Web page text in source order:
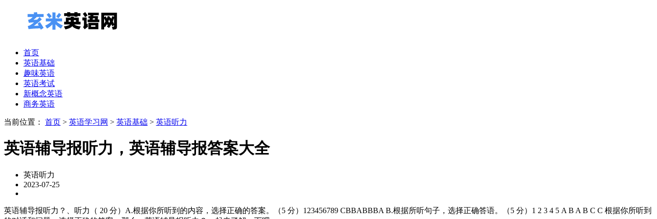
首页
英语基础
趣味英语
英语考试
新概念英语
商务英语
当前位置： 首页 > 英语学习网 > 英语基础 > 英语听力
英语辅导报听力，英语辅导报答案大全
英语听力
2023-07-25
英语辅导报听力？、听力（ 20 分）A.根据你所听到的内容，选择正确的答案。（5 分）123456789 CBBABBBA B.根据所听句子，选择正确答语。（5 分）1 2 3 4 5 A B A B C C 根据你所听到